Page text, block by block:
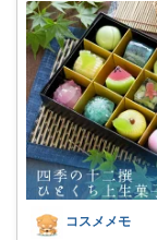
コスメメモ